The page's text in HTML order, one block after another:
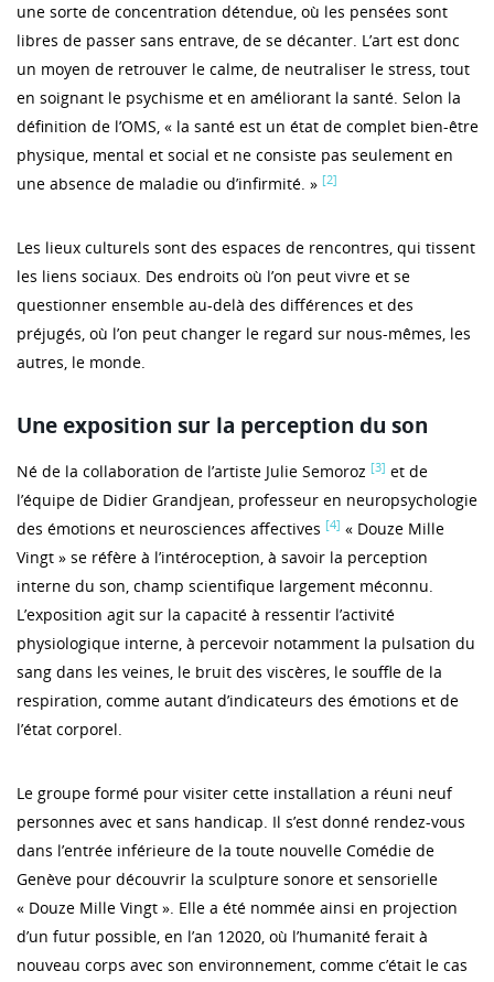
une sorte de concentration détendue, où les pensées sont
libres de passer sans entrave, de se décanter. L’art est donc
un moyen de retrouver le calme, de neutraliser le stress, tout
en soignant le psychisme et en améliorant la santé. Selon la
définition de l’OMS, « la santé est un état de complet bien-être
physique, mental et social et ne consiste pas seulement en
une absence de maladie ou d’infirmité. » [2]
Les lieux culturels sont des espaces de rencontres, qui tissent
les liens sociaux. Des endroits où l’on peut vivre et se
questionner ensemble au-delà des différences et des
préjugés, où l’on peut changer le regard sur nous-mêmes, les
autres, le monde.
Une exposition sur la perception du son
Né de la collaboration de l’artiste Julie Semoroz [3] et de
l’équipe de Didier Grandjean, professeur en neuropsychologie
des émotions et neurosciences affectives [4] « Douze Mille
Vingt » se réfère à l’intéroception, à savoir la perception
interne du son, champ scientifique largement méconnu.
L’exposition agit sur la capacité à ressentir l’activité
physiologique interne, à percevoir notamment la pulsation du
sang dans les veines, le bruit des viscères, le souffle de la
respiration, comme autant d’indicateurs des émotions et de
l’état corporel.
Le groupe formé pour visiter cette installation a réuni neuf
personnes avec et sans handicap. Il s’est donné rendez-vous
dans l’entrée inférieure de la toute nouvelle Comédie de
Genève pour découvrir la sculpture sonore et sensorielle
« Douze Mille Vingt ». Elle a été nommée ainsi en projection
d’un futur possible, en l’an 12020, où l’humanité ferait à
nouveau corps avec son environnement, comme c’était le cas